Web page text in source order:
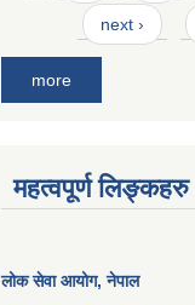
next ›
more
महत्वपूर्ण लिङ्कहरु
लोक सेवा आयोग, नेपाल